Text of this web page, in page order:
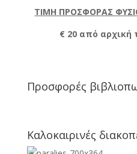
ΤΙΜΗ ΠΡΟΣΦΟΡΑΣ
€ 20 από αρχική
Προσφορές
Καλοκαιρινές